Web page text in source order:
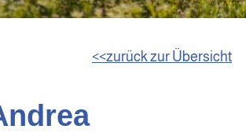
zurück zur Übersicht